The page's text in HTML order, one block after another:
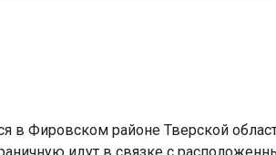
в Фировском районе Тверской